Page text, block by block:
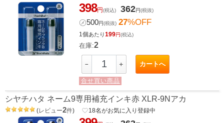
398円(税込) 362円(税抜)
㋱500円(税抜) 27%OFF
1個あたり199円(税込)
在庫:2
－ ＋ カートへ
合せ買い商品
シヤチハタ ネーム9専用補充インキ赤 XLR-9Nアカ
(レビュー2件) favorite_border18名がお気に入り登録中